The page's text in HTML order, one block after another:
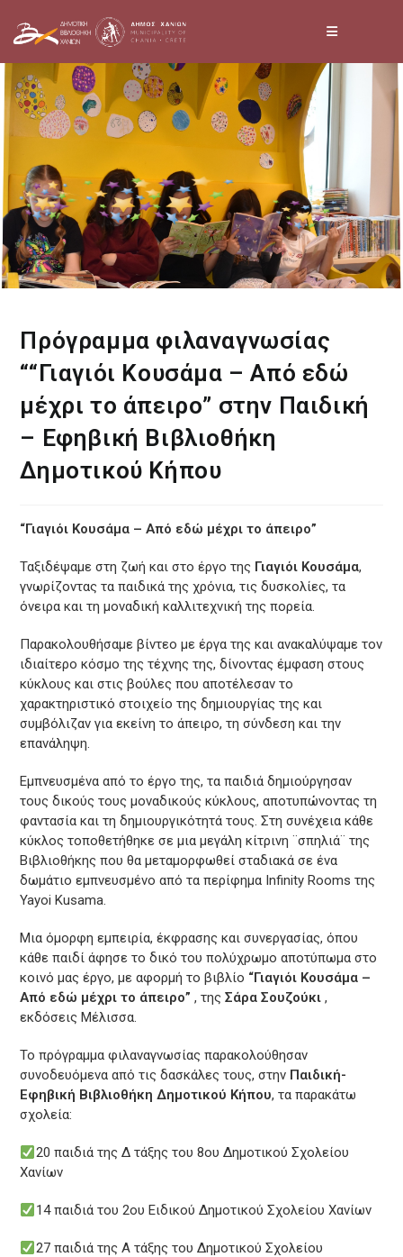
to
content
Πρόγραμμα φιλαναγνωσίας
““Γιαγιόι Κουσάμα – Από εδώ
μέχρι το άπειρο” στην Παιδική
– Εφηβική Βιβλιοθήκη
Δημοτικού Κήπου
“Γιαγιόι Κουσάμα – Από εδώ μέχρι το άπειρο”
Ταξιδέψαμε στη ζωή και στο έργο της Γιαγιόι Κουσάμα,
γνωρίζοντας τα παιδικά της χρόνια, τις δυσκολίες, τα
όνειρα και τη μοναδική καλλιτεχνική της πορεία.
Παρακολουθήσαμε βίντεο με έργα της και ανακαλύψαμε τον
ιδιαίτερο κόσμο της τέχνης της, δίνοντας έμφαση στους
κύκλους και στις βούλες που αποτέλεσαν το
χαρακτηριστικό στοιχείο της δημιουργίας της και
συμβόλιζαν για εκείνη το άπειρο, τη σύνδεση και την
επανάληψη.
Εμπνευσμένα από το έργο της, τα παιδιά δημιούργησαν
τους δικούς τους μοναδικούς κύκλους, αποτυπώνοντας τη
φαντασία και τη δημιουργικότητά τους. Στη συνέχεια κάθε
κύκλος τοποθετήθηκε σε μια μεγάλη κίτρινη ¨σπηλιά¨ της
Βιβλιοθήκης που θα μεταμορφωθεί σταδιακά σε ένα
δωμάτιο εμπνευσμένο από τα περίφημα Infinity Rooms της
Yayoi Kusama.
Μια όμορφη εμπειρία, έκφρασης και συνεργασίας, όπου
κάθε παιδί άφησε το δικό του πολύχρωμο αποτύπωμα στο
κοινό μας έργο, με αφορμή το βιβλίο “Γιαγιόι Κουσάμα –
Από εδώ μέχρι το άπειρο” , τηςΣάρα Σουζούκι ,
εκδόσεις Μέλισσα.
Το πρόγραμμα φιλαναγνωσίας παρακολούθησαν
συνοδευόμενα από τις δασκάλες τους, στην Παιδική-
Εφηβική Βιβλιοθήκη Δημοτικού Κήπου, τα παρακάτω
σχολεία:
20 παιδιά της Δ τάξης του 8ου Δημοτικού Σχολείου
Χανίων
14 παιδιά του 2ου Ειδικού Δημοτικού Σχολείου Χανίων
27 παιδιά της Α τάξης του Δημοτικού Σχολείου